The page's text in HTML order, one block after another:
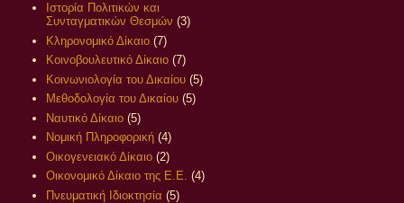
Ιστορία Πολιτικών και
Συνταγματικών Θεσμών (3)
Κληρονομικό Δίκαιο (7)
Κοινοβουλευτικό Δίκαιο (7)
Κοινωνιολογία του Δικαίου (5)
Μεθοδολογία του Δικαίου (5)
Ναυτικό Δίκαιο (5)
Νομική Πληροφορική (4)
Οικογενειακό Δίκαιο (2)
Οικονομικό Δίκαιο της Ε.Ε. (4)
Πνευματική Ιδιοκτησία (5)